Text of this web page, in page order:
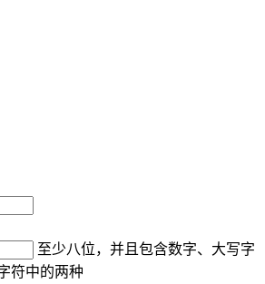
至少八位，并且包含数字、大写字
符中的两种